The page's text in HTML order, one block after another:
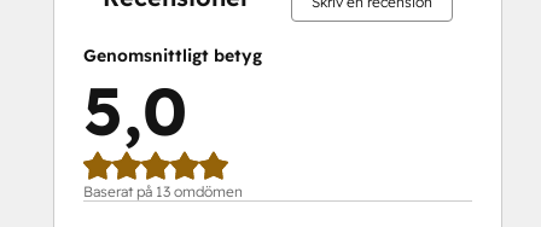
Genomsnittligt betyg
5,0
Baserat på 13 omdömen